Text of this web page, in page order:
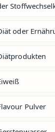
oder
Pulver